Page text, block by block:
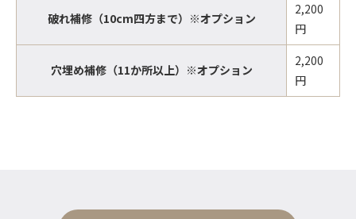
破れ補修（10cm四方まで）※オプション
2,200
円
穴埋め補修（11か所以上）※オプション
2,200
円